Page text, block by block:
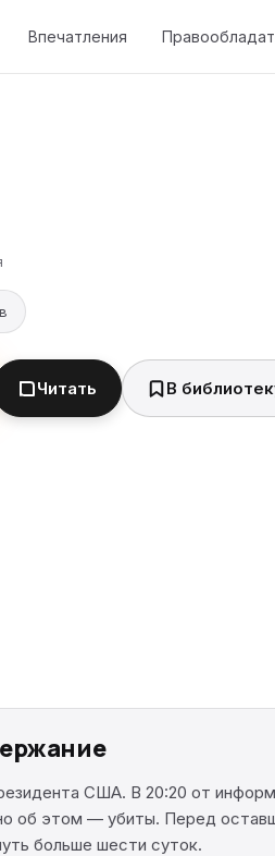
Впечатления
Читать В
США. В 20:20 от
об этом — убиты. Перед
больше шести суток.